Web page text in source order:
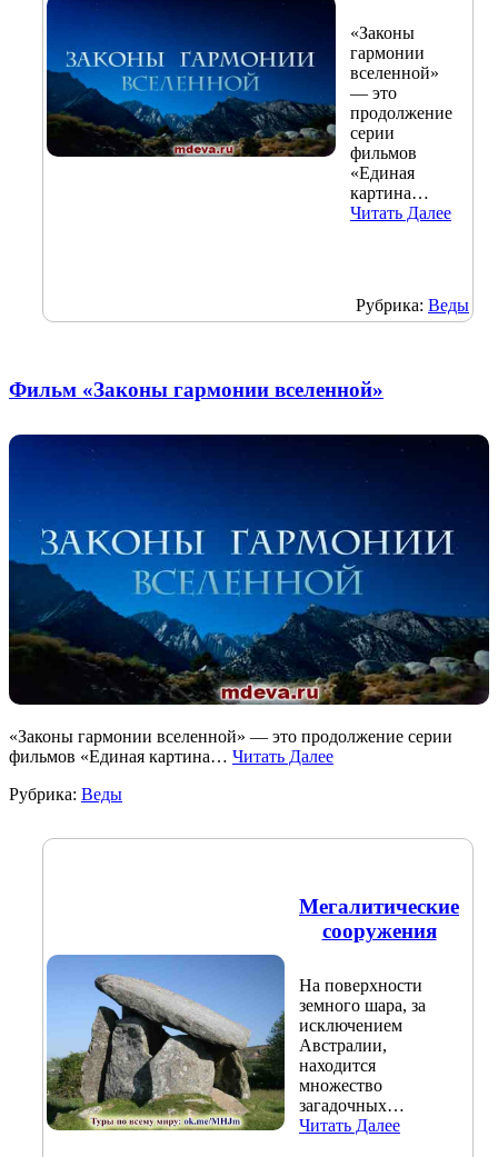
«Законы
гармонии
вселенной»
— это
продолжение
серии
фильмов
«Единая
картина…
Читать Далее
Рубрика: Веды
Фильм «Законы гармонии вселенной»
«Законы гармонии вселенной» — это продолжение серии
фильмов «Единая картина… Читать Далее
Рубрика: Веды
Мегалитические
сооружения
На поверхности
земного шара, за
исключением
Австралии,
находится
множество
загадочных…
Читать Далее